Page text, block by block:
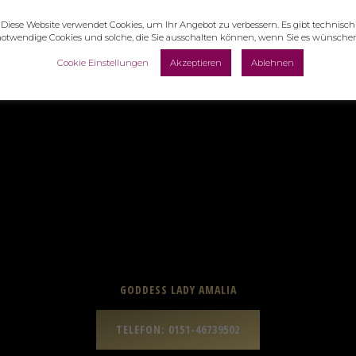
GODDESS LADY AMALIA
TELEFON: 0151-46739502
Diese Website verwendet Cookies, um Ihr Angebot zu verbessern. Es gibt technisch
Cookies und solche, die Sie ausschalten können, wenn Sie es
Cookie Einstellungen Akzeptieren Ablehnen